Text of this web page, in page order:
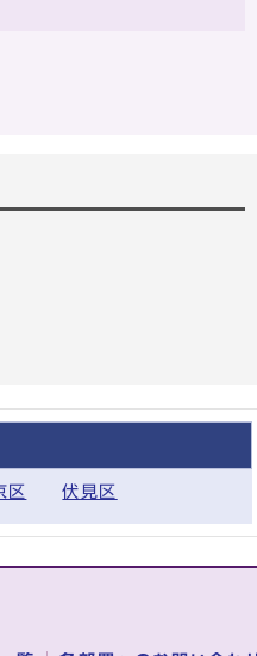
区 伏見区